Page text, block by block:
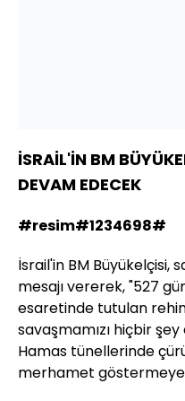
İSRAİL'İN BM
DEVAM EDECEK
#resim#1234698#
İsrail'in BM Büyükelçisi,
mesajı vererek, "527
esaretinde tutulan
savaşmamızı hiçbir
Hamas tünellerinde
merhamet